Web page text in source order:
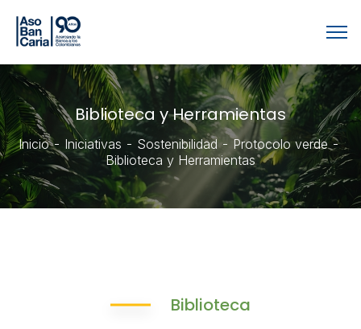
Biblioteca y Herramientas
Inicio Iniciativas Sostenibilidad
Protocolo verde
Biblioteca y Herramientas
Biblioteca